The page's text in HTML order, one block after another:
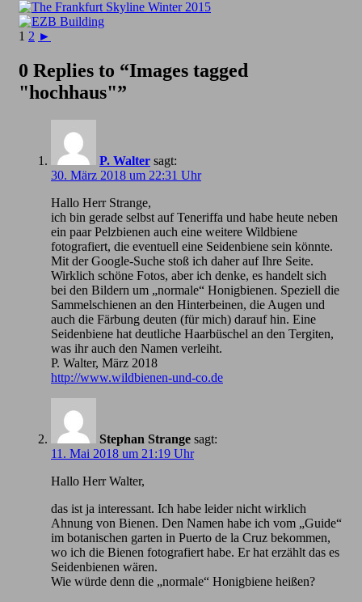
1 2 ►
0 Replies to “Images tagged
"hochhaus"”
P. Walter sagt:
30. März 2018 um 22:31 Uhr
Hallo Herr Strange,
ich bin gerade selbst auf Teneriffa und habe heute neben
ein paar Pelzbienen auch eine weitere Wildbiene
fotografiert, die eventuell eine Seidenbiene sein könnte.
Mit der Google-Suche stoß ich daher auf Ihre Seite.
Wirklich schöne Fotos, aber ich denke, es handelt sich
bei den Bildern um „normale“ Honigbienen. Speziell die
Sammelschienen an den Hinterbeinen, die Augen und
auch die Färbung deuten (für mich) darauf hin. Eine
Seidenbiene hat deutliche Haarbüschel an den Tergiten,
was ihr auch den Namen verleiht.
P. Walter, März 2018
http://www.wildbienen-und-co.de
Stephan Strange sagt:
11. Mai 2018 um 21:19 Uhr
Hallo Herr Walter,
das ist ja interessant. Ich habe leider nicht wirklich
Ahnung von Bienen. Den Namen habe ich vom „Guide“
im botanischen garten in Puerto de la Cruz bekommen,
wo ich die Bienen fotografiert habe. Er hat erzählt das es
Seidenbienen wären.
Wie würde denn die „normale“ Honigbiene heißen?